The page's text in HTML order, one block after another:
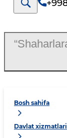
Bosh sahifa
Davlat xizmatlari